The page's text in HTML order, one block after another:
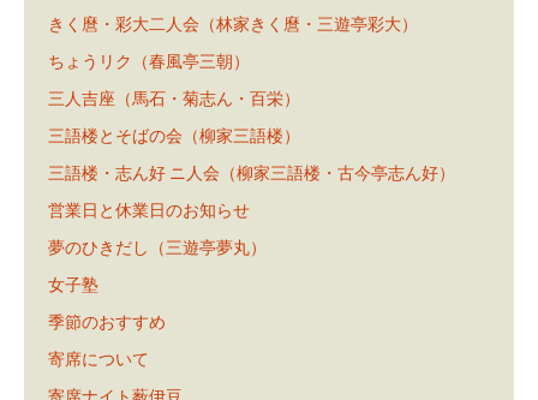
きく麿・彩大二人会（林家きく麿・三遊亭彩大）
ちょうリク（春風亭三朝）
三人吉座（馬石・菊志ん・百栄）
三語楼とそばの会（柳家三語楼）
三語楼・志ん好 ニ人会（柳家三語楼・古今亭志ん好）
営業日と休業日のお知らせ
夢のひきだし（三遊亭夢丸）
女子塾
季節のおすすめ
寄席について